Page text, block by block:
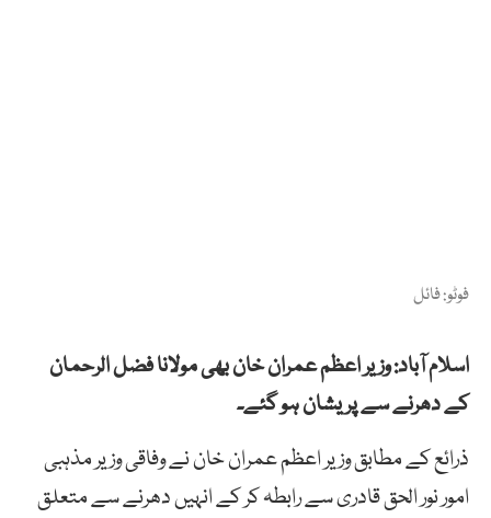
فوٹو: فائل
اسلام آباد: وزیر اعظم عمران خان بھی مولانا فضل الرحمان
کے دھرنے سے پریشان ہو گئے۔
ذرائع کے مطابق وزیر اعظم عمران خان نے وفاقی وزیر مذہبی
امور نور الحق قادری سے رابطہ کر کے انہیں دھرنے سے متعلق